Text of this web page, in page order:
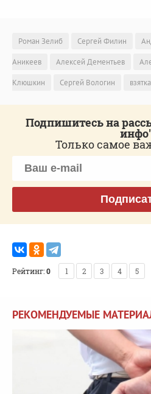
Роман Зелиб Сергей Филин
Аникеев
Алексей Дементьев
Клюшкин
Сергей Вологин взятка
Подпишитесь на
Только самое
Рейтинг:0 1 2 3 4 5
РЕКОМЕНДУЕМЫЕ